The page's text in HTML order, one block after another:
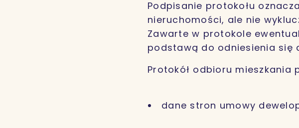
Podpisanie protokołu
nieruchomości, ale nie
Zawarte w protokole
podstawą do odniesienia się
Protokół odbioru mieszkania
dane stron umowy